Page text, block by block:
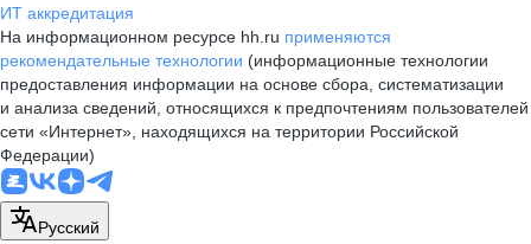
ИТ аккредитация
На информационном ресурсе hh.ru применяются
рекомендательные технологии (информационные технологии
предоставления информации на основе сбора, систематизации
и анализа сведений, относящихся к предпочтениям пользователей
сети «Интернет», находящихся на территории Российской
Федерации)
Русский